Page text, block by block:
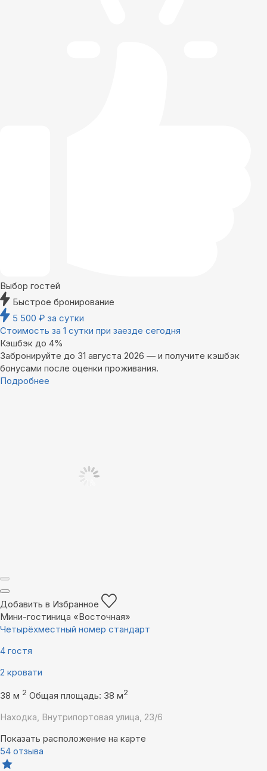
Выбор гостей
Быстрое бронирование
5 500 ₽ за сутки
Стоимость за 1 сутки при заезде сегодня
Кэшбэк до 4%
Забронируйте до 31 августа 2026 — и получите кэшбэк
бонусами после оценки проживания.
Подробнее
Добавить в Избранное
Мини-гостиница «Восточная»
Четырёхместный номер стандарт
4 гостя
2 кровати
38 м 2 Общая площадь: 38 м2
Находка, Внутрипортовая улица, 23/6
Показать расположение на карте
54 отзыва